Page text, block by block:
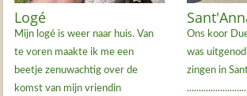
Logé
Mijn logé is weer naar huis. Van
te voren maakte ik me een
beetje zenuwachtig over de
komst van mijn vriendin
Ons koor
was
zingen in